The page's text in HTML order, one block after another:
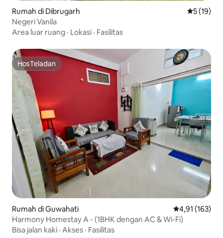
Rumah di Dibrugarh Nilai rata-
5 (19)
Negeri Vanila
Area luar ruang · Lokasi · Fasilitas
HosTeladan
HosTeladan
Rumah di Guwahati Nilai rata-rata
4,91 (163)
Harmony Homestay A - (1BHK dengan AC & Wi-Fi)
Bisa jalan kaki · Akses · Fasilitas